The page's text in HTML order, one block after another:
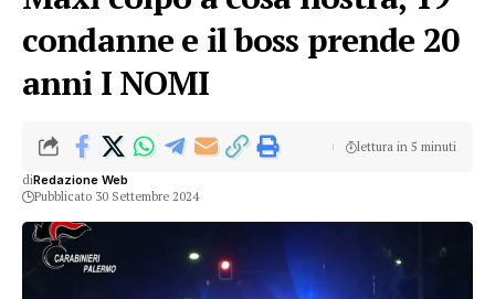
condanne e il boss prende 20
anni I NOMI
diRedazione Web
Pubblicato 30 Settembre 2024
lettura in 5 minuti